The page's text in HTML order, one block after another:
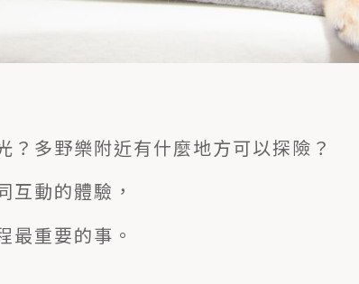
多野樂附近有什麼地方可以探險？
互動的體驗，
最重要的事。